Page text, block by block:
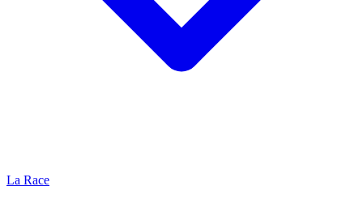
La Race